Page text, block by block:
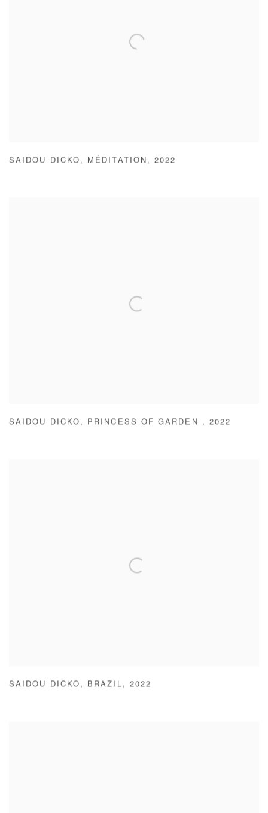
SAIDOU DICKO , MÉDITATION ,2022
SAIDOU DICKO , PRINCESS OF GARDEN , 2022
SAIDOU DICKO , BRAZIL , 2022